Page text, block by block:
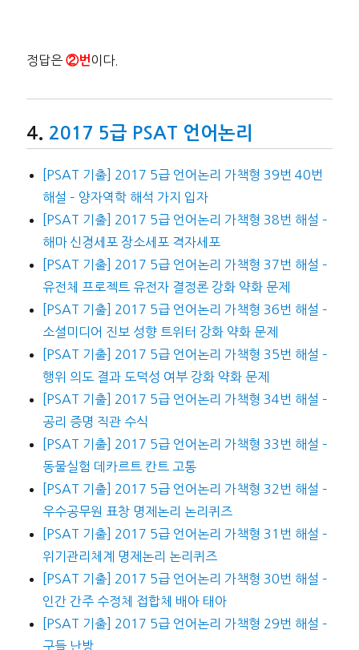
정답은②번 이다.
2017 5급 PSAT 언어논리
[PSAT 기출] 2017 5급 언어논리 가책형 39번 40번
해설 – 양자역학 해석 가지 입자
[PSAT 기출] 2017 5급 언어논리 가책형 38번 해설 –
해마 신경세포 장소세포 격자세포
[PSAT 기출] 2017 5급 언어논리 가책형 37번 해설 –
유전체 프로젝트 유전자 결정론 강화 약화 문제
[PSAT 기출] 2017 5급 언어논리 가책형 36번 해설 –
소셜미디어 진보 성향 트위터 강화 약화 문제
[PSAT 기출] 2017 5급 언어논리 가책형 35번 해설 –
행위 의도 결과 도덕성 여부 강화 약화 문제
[PSAT 기출] 2017 5급 언어논리 가책형 34번 해설 –
공리 증명 직관 수식
[PSAT 기출] 2017 5급 언어논리 가책형 33번 해설 –
동물실험 데카르트 칸트 고통
[PSAT 기출] 2017 5급 언어논리 가책형 32번 해설 –
우수공무원 표창 명제논리 논리퀴즈
[PSAT 기출] 2017 5급 언어논리 가책형 31번 해설 –
위기관리체계 명제논리 논리퀴즈
[PSAT 기출] 2017 5급 언어논리 가책형 30번 해설 –
인간 간주 수정체 접합체 배아 태아
[PSAT 기출] 2017 5급 언어논리 가책형 29번 해설 –
구들 난방